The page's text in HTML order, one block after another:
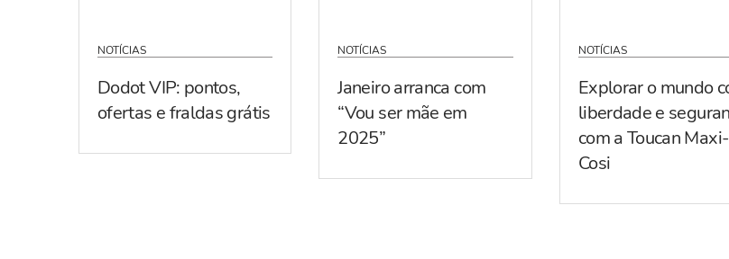
NOTÍCIAS
Dodot VIP: pontos,
ofertas e fraldas grátis
NOTÍCIAS
Janeiro arranca com
“Vou ser mãe em
2025”
NOTÍCIAS
Explorar o mundo
liberdade e
com a Toucan Maxi-
Cosi